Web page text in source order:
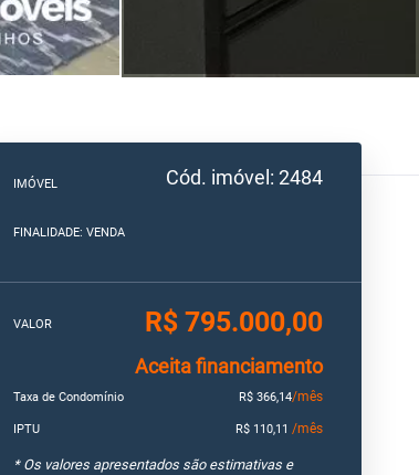
IMÓVEL Cód. imóvel: 2484
FINALIDADE: VENDA
VALOR R$ 795.000,00
Aceita financiamento
Taxa de Condomínio R$ 366,14/mês
IPTU R$ 110,11 /mês
* Os valores apresentados são estimativas e